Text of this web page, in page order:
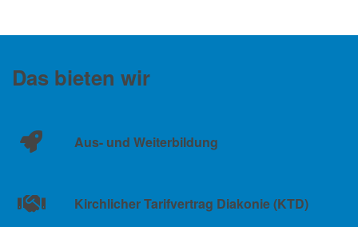
Das bieten wir
Aus- und Weiterbildung
Kirchlicher Tarifvertrag Diakonie (KTD)